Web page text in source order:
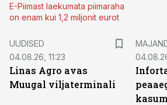
E-Piimast laekumata piimaraha
on enam kui 1,2 miljonit eurot
UUDISED
04.08.26, 11:23
Linas Agro avas
Muugal viljaterminali